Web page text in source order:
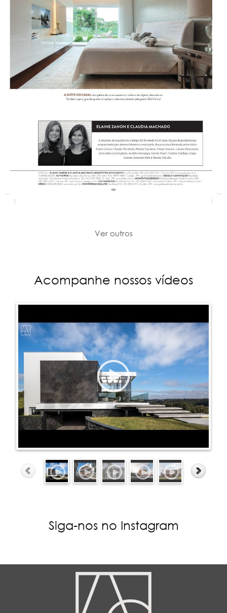
Ver outros
Acompanhe nossos vídeos
Siga-nos no Instagram